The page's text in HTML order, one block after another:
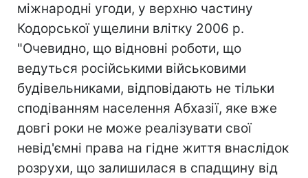
міжнародні угоди, у верхню частину
Кодорської ущелини влітку 2006 р.
"Очевидно, що відновні роботи, що
ведуться російськими військовими
будівельниками, відповідають не тільки
сподіванням населення Абхазії, яке вже
довгі роки не може реалізувати свої
невід'ємні права на гідне життя внаслідок
розрухи, що залишилася в спадщину від